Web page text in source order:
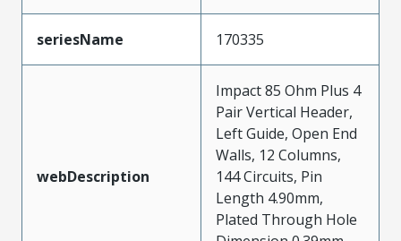
seriesName 170335
webDescription
Impact 85 Ohm Plus 4
Pair Vertical Header,
Left Guide, Open End
Walls, 12 Columns,
144 Circuits, Pin
Length 4.90mm,
Plated Through Hole